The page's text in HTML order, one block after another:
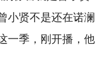
小贤不是还在诺澜
一季，刚开播，他